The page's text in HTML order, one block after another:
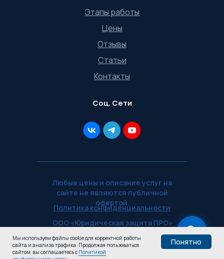
Пройти тест
Узнай,
Мы используем файлы cookie для корректной работы
сайта и анализа трафика. Продолжая пользоваться
сайтом, вы соглашаетесь с Политикой
Понятно
Отзывы
Контакты
Цены
Статьи
Этапы работы
Политика конфиденциальности
voennikru.ru © 2026
ООО «Юридическая защита ПРО»
Соц. Сети
Любые цены и описание услуг на
сайте не являются публичной
офертой.